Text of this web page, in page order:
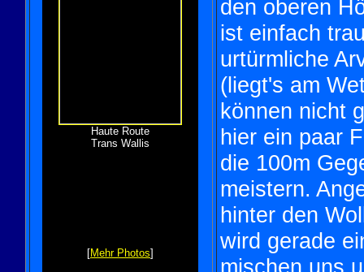
Haute Route
Trans Wallis
[Mehr Photos]
den oberen
ist einfach
urtürmliche
(liegt's am
können nicht
hier ein paar
die 100m
meistern.
hinter den
wird gerade
mischen uns